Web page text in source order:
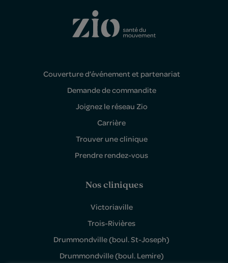
Couverture d’événement et partenariat
Demande de commandite
Joignez le réseau Zio
Carrière
Trouver une clinique
Prendre rendez-vous
Nos cliniques
Victoriaville
Trois-Rivières
Drummondville (boul. St-Joseph)
Drummondville (boul. Lemire)